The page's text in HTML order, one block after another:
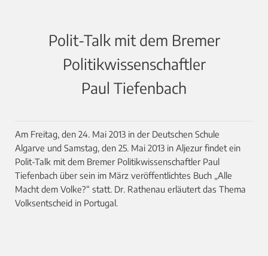
Polit-Talk mit dem Bremer
Politikwissenschaftler
Paul Tiefenbach
Am Freitag, den 24. Mai 2013 in der Deutschen Schule
Algarve und Samstag, den 25. Mai 2013 in Aljezur findet ein
Polit-Talk mit dem Bremer Politikwissenschaftler Paul
Tiefenbach über sein im März veröffentlichtes Buch „Alle
Macht dem Volke?“ statt. Dr. Rathenau erläutert das Thema
Volksentscheid in Portugal.